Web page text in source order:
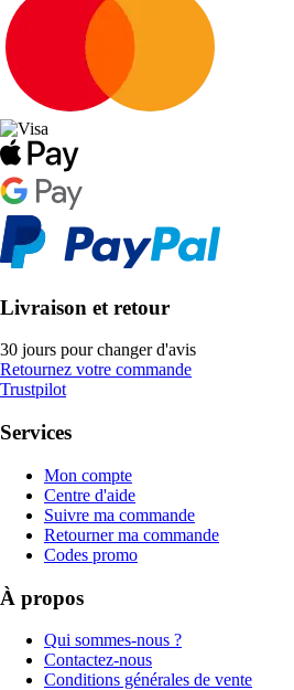
Livraison et retour
30 jours pour changer d'avis
Retournez votre commande
Trustpilot
Services
Mon compte
Centre d'aide
Suivre ma commande
Retourner ma commande
Codes promo
À propos
Qui sommes-nous ?
Contactez-nous
Conditions générales de vente